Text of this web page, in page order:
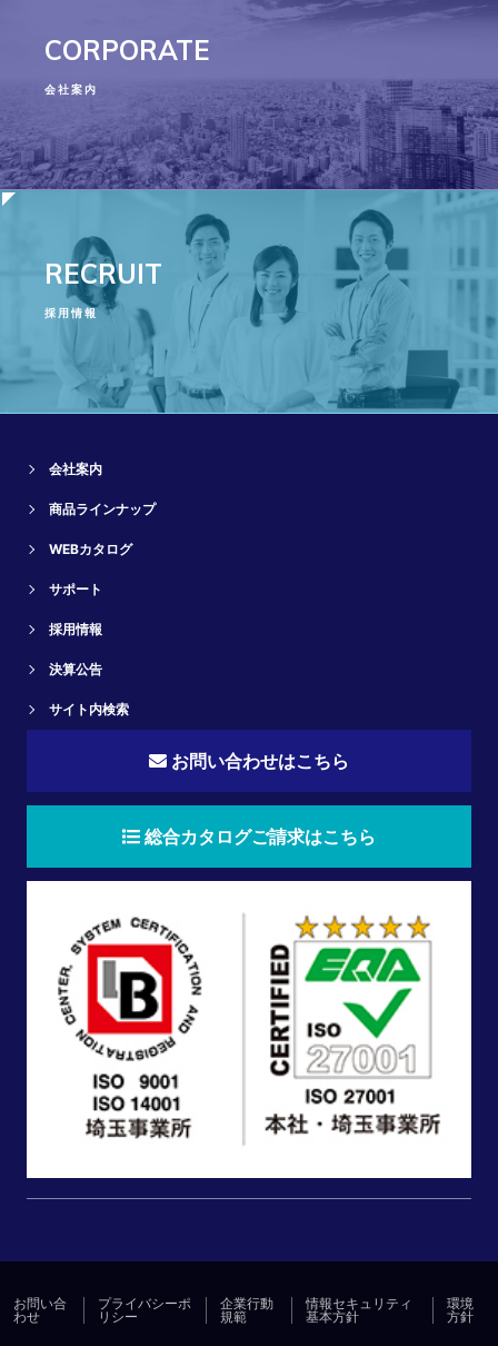
CORPORATE
会社案内
RECRUIT
採用情報
会社案内
商品ラインナップ
WEBカタログ
サポート
採用情報
決算公告
サイト内検索
お問い合わせはこちら
総合カタログご請求はこちら
お問い合
わせ
プライバシーポ
リシー
企業行動
規範
情報セキュリティ
基本方針
環境
方針